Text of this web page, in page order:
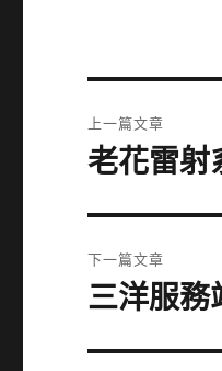
章
上一篇文章
上
篇
文
章:
老花雷射
下一篇文章
下
篇
三洋服務